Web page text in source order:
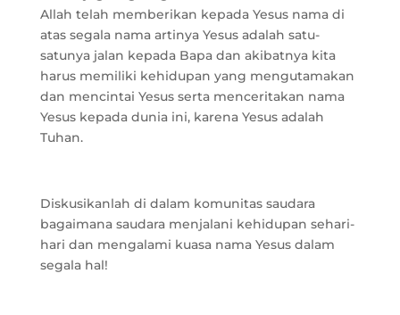
Allah telah memberikan kepada Yesus nama di
atas segala nama artinya Yesus adalah satu-
satunya jalan kepada Bapa dan akibatnya kita
harus memiliki kehidupan yang mengutamakan
dan mencintai Yesus serta menceritakan nama
Yesus kepada dunia ini, karena Yesus adalah
Tuhan.
Diskusikanlah di dalam komunitas saudara
bagaimana saudara menjalani kehidupan sehari-
hari dan mengalami kuasa nama Yesus dalam
segala hal!